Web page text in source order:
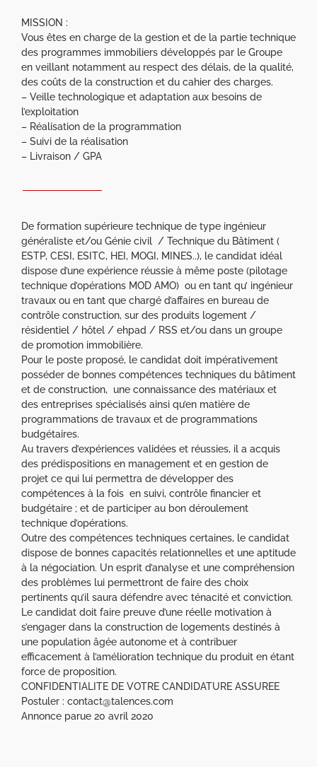
MISSION :
Vous êtes en charge de la gestion et de la partie technique
des programmes immobiliers développés par le Groupe
en veillant notamment au respect des délais, de la qualité,
des coûts de la construction et du cahier des charges.
– Veille technologique et adaptation aux besoins de
l’exploitation
– Réalisation de la programmation
– Suivi de la réalisation
– Livraison / GPA
De formation supérieure technique de type ingénieur
généraliste et/ou Génie civil / Technique du Bâtiment (
ESTP, CESI, ESITC, HEI, MOGI, MINES..), le candidat idéal
dispose d’une expérience réussie à même poste (pilotage
technique d’opérations MOD AMO) ou en tant qu’ ingénieur
travaux ou en tant que chargé d’affaires en bureau de
contrôle construction, sur des produits logement /
résidentiel / hôtel / ehpad / RSS et/ou dans un groupe
de promotion immobilière.
Pour le poste proposé, le candidat doit impérativement
posséder de bonnes compétences techniques du bâtiment
et de construction, une connaissance des matériaux et
des entreprises spécialisés ainsi qu’en matière de
programmations de travaux et de programmations
budgétaires.
Au travers d’expériences validées et réussies, il a acquis
des prédispositions en management et en gestion de
projet ce qui lui permettra de développer des
compétences à la fois en suivi, contrôle financier et
budgétaire ; et de participer au bon déroulement
technique d’opérations.
Outre des compétences techniques certaines, le candidat
dispose de bonnes capacités relationnelles et une aptitude
à la négociation. Un esprit d’analyse et une compréhension
des problèmes lui permettront de faire des choix
pertinents qu’il saura défendre avec ténacité et conviction.
Le candidat doit faire preuve d’une réelle motivation à
s’engager dans la construction de logements destinés à
une population âgée autonome et à contribuer
efficacement à l’amélioration technique du produit en étant
force de proposition.
CONFIDENTIALITE DE VOTRE CANDIDATURE ASSUREE
Postuler : contact@talences.com
Annonce parue 20 avril 2020